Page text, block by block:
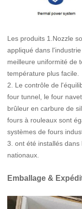
Les produits 1.Nozzle
appliqué dans
meilleure uniformité de
température plus
2. Le contrôle de
four tunnel, le four
brûleur en carbure de
fours à rouleaux sont
systèmes de fours
3. ont été installés
nationaux.
Emballage &